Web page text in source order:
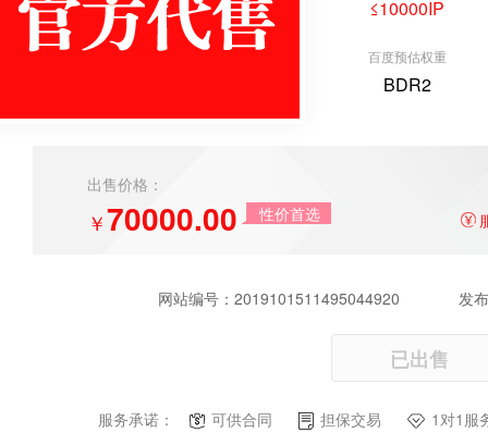
≤10000IP
百度预估权重
BDR2
出售价格：
￥70000.00 性价首选
网站编号： 2019101511495044920 发
已出售
服务承诺： 可供合同 担保交易 1对1服